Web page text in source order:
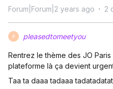
Forum|Forum|2 years ago 2
P pleasedtomeetyou
Rentrez le thème des JO
plateforme là ça devient
Taa ta daaa tadaaa